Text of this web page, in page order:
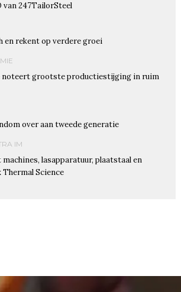
van 247TailorSteel
en rekent op verdere groei
noteert grootste productiestijging in ruim
over aan tweede generatie
IM
lasapparatuur, plaatstaal en
Science